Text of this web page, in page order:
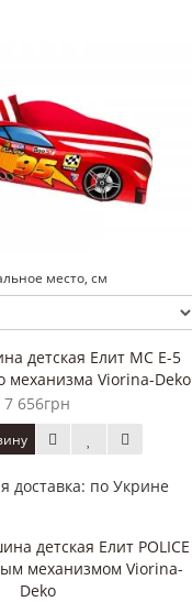
место, см
детская Елит МС E-5
механизма Viorina-Deko
7 656грн